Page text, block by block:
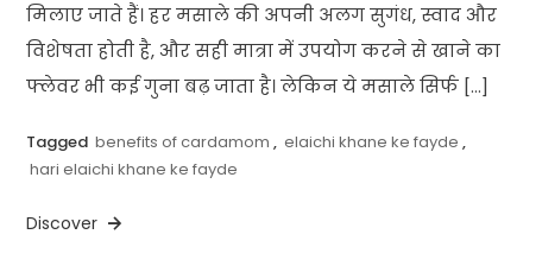
मिलाए जाते हैं। हर मसाले की अपनी अलग सुगंध, स्वाद और
विशेषता होती है, और सही मात्रा में उपयोग करने से खाने का
फ्लेवर भी कई गुना बढ़ जाता है। लेकिन ये मसाले सिर्फ […]
Tagged benefits of cardamom , elaichi khane ke fayde ,
hari elaichi khane ke fayde
Discover